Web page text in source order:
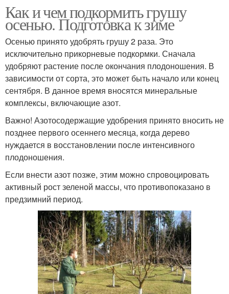
Как и чем подкормить грушу
осенью. Подготовка к зиме
Осенью принято удобрять грушу 2 раза. Это
исключительно прикорневые подкормки. Сначала
удобряют растение после окончания плодоношения. В
зависимости от сорта, это может быть начало или конец
сентября. В данное время вносятся минеральные
комплексы, включающие азот.
Важно! Азотосодержащие удобрения принято вносить не
позднее первого осеннего месяца, когда дерево
нуждается в восстановлении после интенсивного
плодоношения.
Если внести азот позже, этим можно спровоцировать
активный рост зеленой массы, что противопоказано в
предзимний период.